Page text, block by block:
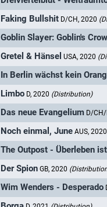
Faking Bullshit D/CH, 2020
Goblin Slayer: Goblin's
Gretel & Hänsel USA, 2020
In Berlin wächst kein
Limbo D, 2020 (Distribution)
Das neue Evangelium D/
Noch einmal, June AUS, 2020
The Outpost - Überleben
Der Spion GB, 2020
Wim Wenders - Desperado